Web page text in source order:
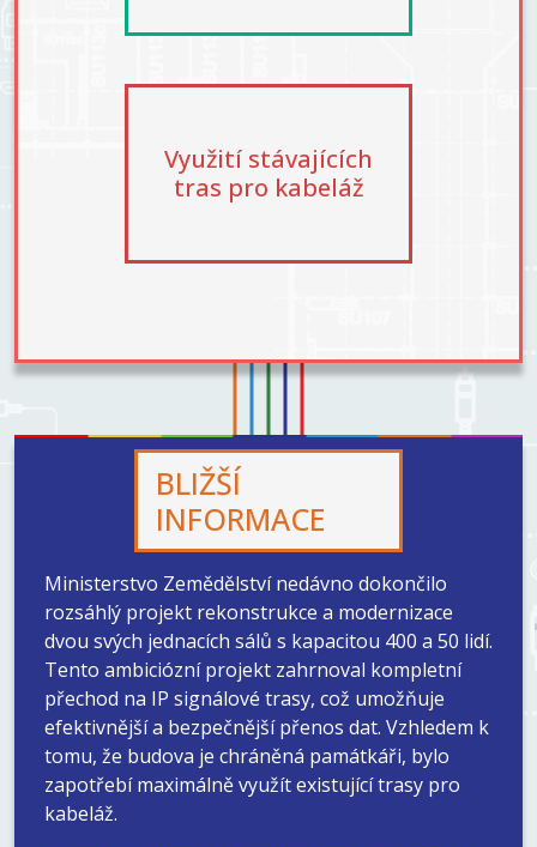
Využití stávajících
tras pro kabeláž
BLIŽŠÍ
INFORMACE
Ministerstvo Zemědělství nedávno dokončilo
rozsáhlý projekt rekonstrukce a modernizace
dvou svých jednacích sálů s kapacitou 400 a 50 lidí.
Tento ambiciózní projekt zahrnoval kompletní
přechod na IP signálové trasy, což umožňuje
efektivnější a bezpečnější přenos dat. Vzhledem k
tomu, že budova je chráněná památkáři, bylo
zapotřebí maximálně využít existující trasy pro
kabeláž.